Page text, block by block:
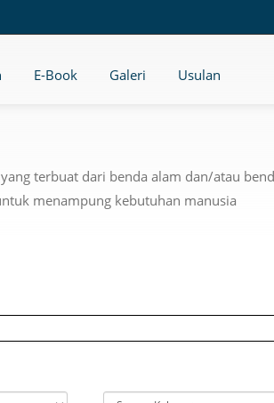
E-Book Galeri Usulan
terbuat dari benda alam dan/atau
menampung kebutuhan manusia